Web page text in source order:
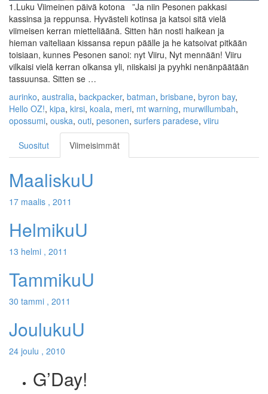
1.Luku Viimeinen päivä kotona ”Ja niin Pesonen pakkasi
kassinsa ja reppunsa. Hyvästeli kotinsa ja katsoi sitä vielä
viimeisen kerran mietteliäänä. Sitten hän nosti haikean ja
hieman vaiteliaan kissansa repun päälle ja he katsoivat pitkään
toisiaan, kunnes Pesonen sanoi: nyt Viiru, Nyt mennään! Viiru
vilkaisi vielä kerran olkansa yli, niiskaisi ja pyyhki nenänpäätään
tassuunsa. Sitten se …
aurinko, australia, backpacker, batman, brisbane, byron bay,
Hello OZ!, kipa, kirsi, koala, meri, mt warning, murwillumbah,
opossumi, ouska, outi, pesonen, surfers paradese, viiru
Suositut Viimeisimmät
MaaliskuU
17 maalis , 2011
HelmikuU
13 helmi , 2011
TammikuU
30 tammi , 2011
JoulukuU
24 joulu , 2010
G’Day!